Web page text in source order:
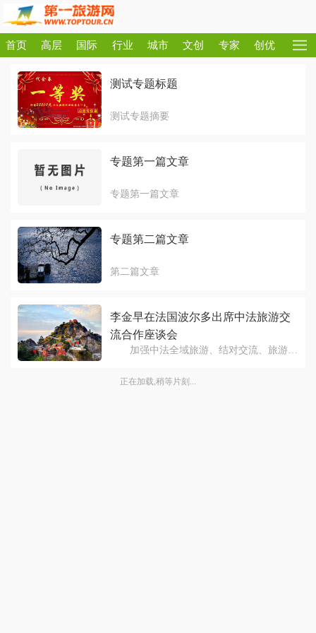
首页 高层 国际 行业 城市 文创 专家 创优
测试专题标题
测试专题摘要
专题第一篇文章
专题第一篇文章
专题第二篇文章
第二篇文章
李金早在法国波尔多出席中法旅游交
流合作座谈会
加强中法全域旅游、结对交流、旅游投
旅游、美食旅游、海滨旅游合作等 本
正在加载,稍等片刻...